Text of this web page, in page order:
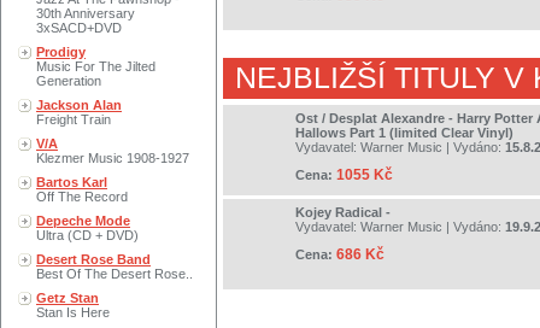
30th Anniversary
3xSACD+DVD
Prodigy
Music For The Jilted
Generation
Jackson Alan
Freight Train
V/A
Klezmer Music 1908-1927
Bartos Karl
Off The Record
Depeche Mode
Ultra (CD + DVD)
Desert Rose Band
Best Of The Desert Rose..
Getz Stan
Stan Is Here
NEJBLIŽŠÍ TITULY V
Ost / Desplat Alexandre - Harry Potter
Hallows Part 1 (limited Clear Vinyl)
Vydavatel: Warner Music | Vydáno:
Cena: 1055 Kč
Kojey Radical -
Vydavatel: Warner Music | Vydáno:
Cena: 686 Kč